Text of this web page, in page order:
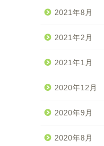
2021年8月
2021年2月
2021年1月
2020年12月
2020年9月
2020年8月